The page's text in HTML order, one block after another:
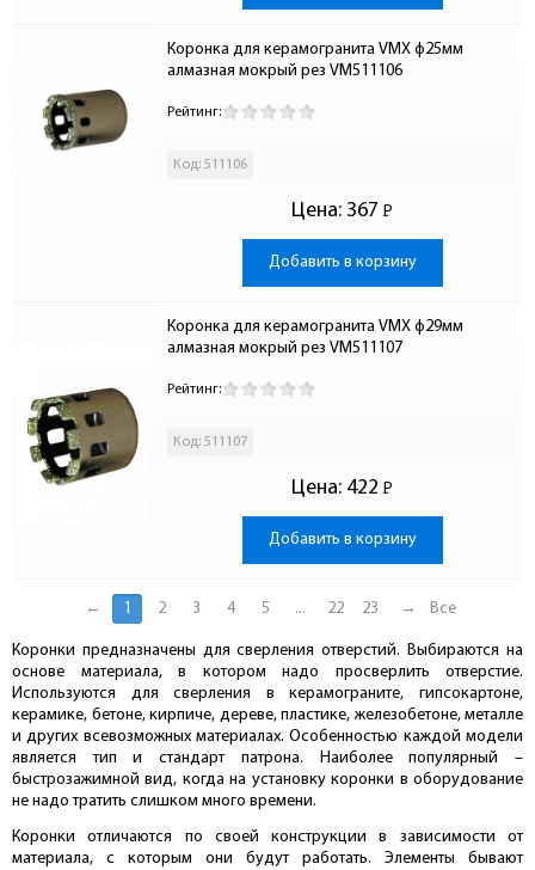
Коронка для керамогранита VMX ф25мм
алмазная мокрый рез VM511106
Рейтинг:
Код: 511106
Цена: 367 Р
-
Добавить в корзину
Коронка для керамогранита VMX ф29мм
алмазная мокрый рез VM511107
Рейтинг:
Код: 511107
Цена: 422 Р
-
Добавить в корзину
← 1 2 3 4 5 ... 22 23 → Все
Коронки предназначены для сверления отверстий. Выбираются на
основе материала, в котором надо просверлить отверстие.
Используются для сверления в керамограните, гипсокартоне,
керамике, бетоне, кирпиче, дереве, пластике, железобетоне, металле
и других всевозможных материалах. Особенностью каждой модели
является тип и стандарт патрона. Наиболее популярный –
быстрозажимной вид, когда на установку коронки в оборудование
не надо тратить слишком много времени.
Коронки отличаются по своей конструкции в зависимости от
материала, с которым они будут работать. Элементы бывают